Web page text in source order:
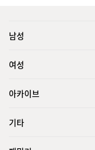
남성
여성
아카이브
기타